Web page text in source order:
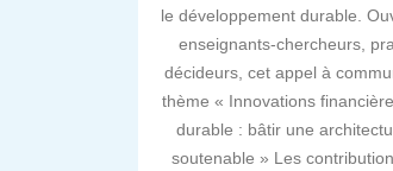
le développement durable.
enseignants-chercheurs,
décideurs, cet appel à
thème « Innovations
durable : bâtir une
soutenable » Les